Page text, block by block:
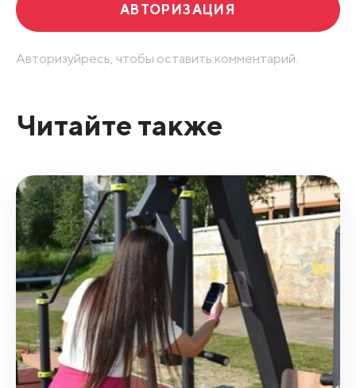
АВТОРИЗАЦИЯ
Авторизуйресь, чтобы оставить комментарий.
Читайте также